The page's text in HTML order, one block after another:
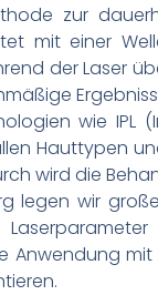
zur
mit einer
der Laser
wie IPL
Hauttypen
wird die
legen wir
Anwendung